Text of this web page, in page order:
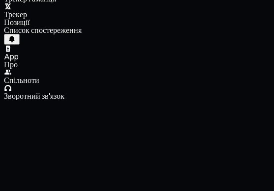
Трекер
Позиції
Список спостереження
App
Про
Спільноти
Зворотний зв'язок